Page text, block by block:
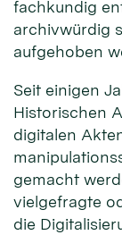
fachkundig
archivwürdig
aufgehoben
Seit einigen
Historischen
digitalen
gemacht
vielgefragte
die